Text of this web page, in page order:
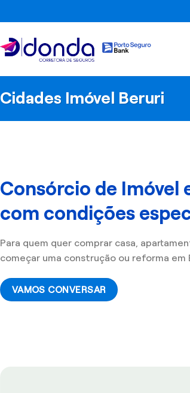
Cidades Imóvel Beruri
Consórcio de Imóvel
com condições
Para quem quer comprar casa,
começar uma construção ou reforma em
VAMOS CONVERSAR